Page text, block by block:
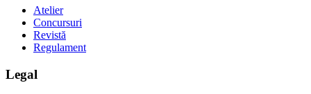
Atelier
Concursuri
Revistă
Regulament
Legal